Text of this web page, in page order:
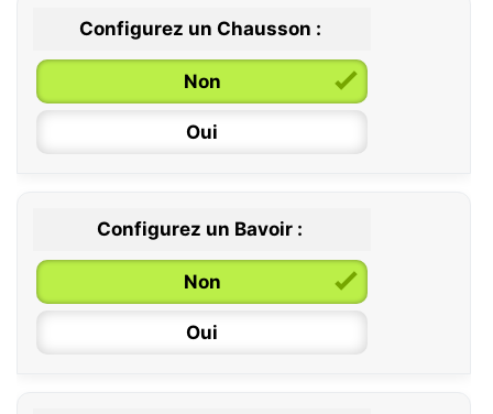
0 / 6 mois
6 / 12 mois
12 / 18 mois
Configurez un Chausson :
Non
Oui
Configurez un Bavoir :
Non
Oui